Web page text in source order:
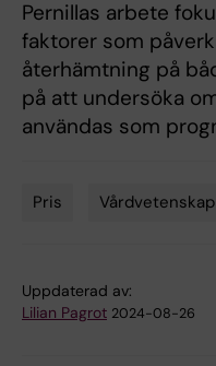
Pernillas arbete
faktorer som
återhämtning på
på att undersöka
användas som
Pris Vårdvetenskap
Uppdaterad av:
Lilian Pagrot 2024-08-26